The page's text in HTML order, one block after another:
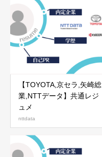
【TOYOTA,京セラ,矢崎総
業,NTTデータ】共通レジ
ュメ
nttdata